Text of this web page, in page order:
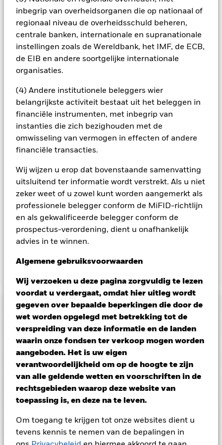
inbegrip van overheidsorganen die op nationaal of
regionaal niveau de overheidsschuld beheren,
centrale banken, internationale en supranationale
instellingen zoals de Wereldbank, het IMF, de ECB,
de EIB en andere soortgelijke internationale
organisaties.
(4) Andere institutionele beleggers wier
belangrijkste activiteit bestaat uit het beleggen in
financiële instrumenten, met inbegrip van
instanties die zich bezighouden met de
omwisseling van vermogen in effecten of andere
financiële transacties.
Wij wijzen u erop dat bovenstaande samenvatting
uitsluitend ter informatie wordt verstrekt. Als u niet
zeker weet of u zowel kunt worden aangemerkt als
professionele belegger conform de MiFID-richtlijn
en als gekwalificeerde belegger conform de
prospectus-verordening, dient u onafhankelijk
advies in te winnen.
Algemene gebruiksvoorwaarden
Wij verzoeken u deze pagina zorgvuldig te lezen
voordat u verdergaat, omdat hier uitleg wordt
gegeven over bepaalde beperkingen die door de
wet worden opgelegd met betrekking tot de
verspreiding van deze informatie en de landen
waarin onze fondsen ter verkoop mogen worden
aangeboden. Het is uw eigen
verantwoordelijkheid om op de hoogte te zijn
van alle geldende wetten en voorschriften in de
rechtsgebieden waarop deze website van
toepassing is, en deze na te leven.
Om toegang te krijgen tot onze websites dient u
tevens kennis te nemen van de bepalingen in
om ze te verkopen in moeilijke markten.
Alle aandelenklassen met valutahedging van dit fonds
gebruiken derivaten om valutarisico's af te dekken. Het
gebruik van derivaten voor een aandelenklasse kan een
potentieel besmettingsrisico (ook bekend als spill-over) voor
andere aandelenklassen in het fonds betekenen. De
beheermaatschappij van het fonds waarborgt dat er
besmettingsrisico voor andere aandelenklassen te
minimaliseren. Via het uitklapvakje direct onder de naam van
het fonds, kunt u een lijst van alle aandelenklassen in het
aangegeven door het woord 'Hedged' in de naam van de
aandelenklasse. Daarnaast is een volledige lijst van alle
aandelenklassen met valutahedging op aanvraag
In de mate waarin het Fonds effecten uitleent om zijn kosten
verbonden inkomsten en komen de resterende 37,5% ten
goede aan BlackRock als effectenuitleenagent. Aangezien de
verdeling van opbrengsten uit effectenleningen de
exploitatiekosten van het Fonds niet verhoogt, is deze niet in
de lopende kosten opgenomen.
BGF Fixed Income Global Opportunities Fund
Risicometer
Performance
Grafiek
Volledige grafiek bekijken
Uitkeringen
Vastrentende effecten met een rating lager dan
beleggingskwaliteit zijn gevoeliger voor veranderingen in
rentetarieven en brengen een groter 'kredietrisico' met zich
mee dan vastrentende effecten met een hogere rating.
asset backed securities (ABS) en mortgage backed securities
(MBS) gelden dezelfde risico's als voor vastrentende effecten.
liquiditeitsrisico, maken vaak gebruik van leningen en geven
weer.Valutarisico: Het Fonds belegt in andere valuta's.
Veranderingen in wisselkoersen zijn daarom van invloed op
Kerngegevens
Fondsomvang
per 06/aug/2026
USD 9.244.945.123
Basisvaluta
Portefeuille kenmerken
per 30/jun/2026
Ratings
Morningstar-rating
Posities